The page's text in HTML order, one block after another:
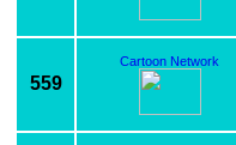
559
Cartoon Network